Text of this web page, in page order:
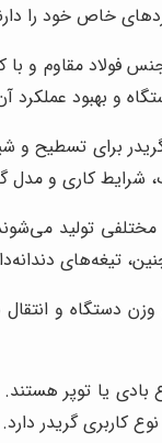
خاص خود را
فولاد مقاوم و
و بهبود عملکرد
گریدر برای تسطیح
کاری و مدل
مختلفی تولید
تیغه‌های
دستگاه و انتقال
بادی یا توپر
کاربری گریدر